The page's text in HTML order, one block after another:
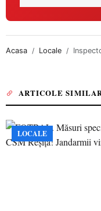
Acasa Locale
ARTICOLE
LOCALE